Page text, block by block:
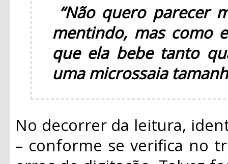
“Não quero parecer
mentindo, mas como
que ela bebe tanto
uma microssaia
No decorrer da leitura,
– conforme se verifica no